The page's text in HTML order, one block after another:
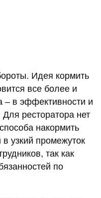
Идея кормить
все более и
– в эффективности и
ресторатора нет
накормить
узкий промежуток
так как
по